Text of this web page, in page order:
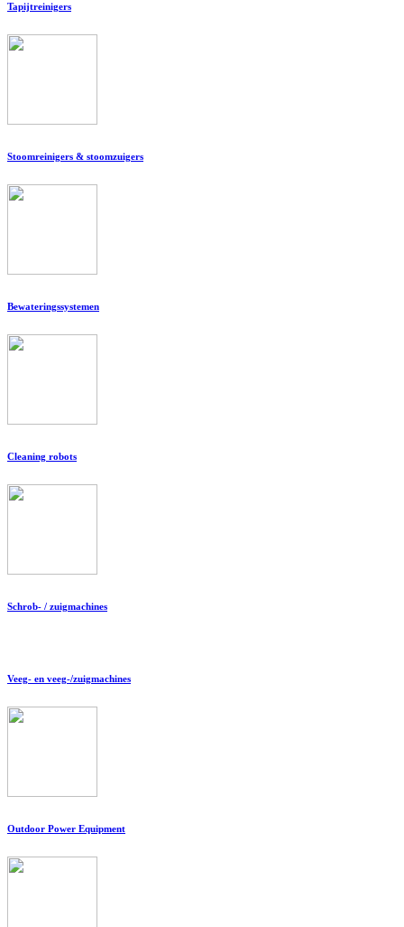
Tapijtreinigers
Stoomreinigers & stoomzuigers
Bewateringssystemen
Cleaning robots
Schrob- / zuigmachines
Veeg- en veeg-/zuigmachines
Outdoor Power Equipment